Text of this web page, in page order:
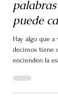
El
palabras
puede
Hay algo que
encienden la